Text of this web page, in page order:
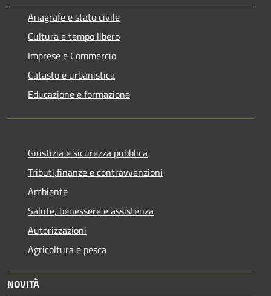
Anagrafe e stato civile
Cultura e tempo libero
Imprese e Commercio
Catasto e urbanistica
Educazione e formazione
Giustizia e sicurezza pubblica
Tributi,finanze e contravvenzioni
Ambiente
Salute, benessere e assistenza
Autorizzazioni
Agricoltura e pesca
NOVITÀ